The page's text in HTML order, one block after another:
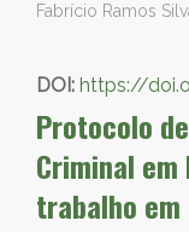
Fabrício Ramos
DOI: https://
Protocolo
Criminal
trabalho